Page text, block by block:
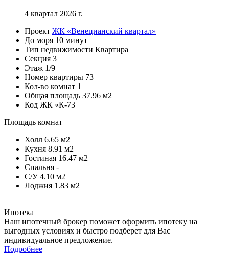
4 квартал 2026 г.
Проект ЖК «Венецианский квартал»
До моря 10 минут
Тип недвижимости Квартира
Секция 3
Этаж 1/9
Номер квартиры 73
Кол-во комнат 1
Общая площадь 37.96 м2
Код ЖК «К-73
Площадь комнат
Холл 6.65 м2
Кухня 8.91 м2
Гостиная 16.47 м2
Спальня -
С/У 4.10 м2
Лоджия 1.83 м2
Ипотека
Наш ипотечный брокер поможет оформить ипотеку на
выгодных условиях и быстро подберет для Вас
индивидуальное предложение.
Подробнее